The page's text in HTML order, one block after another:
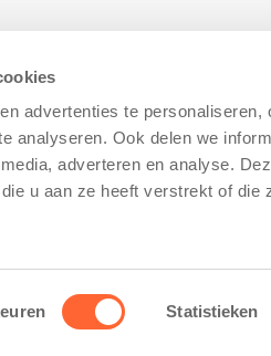
advertenties te
analyseren. Ook delen we
adverteren en analyse.
u aan ze heeft verstrekt of die
Statistieken
– Cookiebeleid